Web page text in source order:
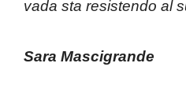
vada sta resistendo al
Sara Mascigrande